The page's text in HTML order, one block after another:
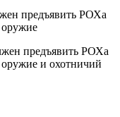
предъявить РОХа
оружие
предъявить РОХа
оружие и охотничий